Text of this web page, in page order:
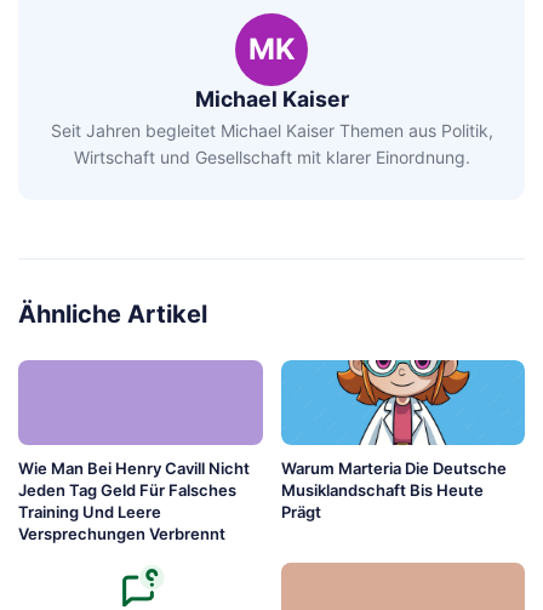
MK
Michael Kaiser
Seit Jahren begleitet Michael Kaiser Themen aus Politik,
Wirtschaft und Gesellschaft mit klarer Einordnung.
Ähnliche Artikel
Wie Man Bei Henry Cavill Nicht
Jeden Tag Geld Für Falsches
Training Und Leere
Versprechungen Verbrennt
Warum Marteria Die Deutsche
Musiklandschaft Bis Heute
Prägt